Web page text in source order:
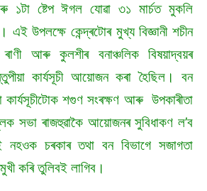
১টা ষ্টেপ ঈগল যোৱা ৩১ মাৰ্চত মুকলি
উপলক্ষে কেন্দ্ৰটোৰ মুখ্য বিজ্ঞানী শচীন
ৰাণী আৰু কুলশীৰ বনাঞ্চলিক বিষয়াদ্বয়ৰ
কাৰ্যসূচী আয়োজন কৰা হৈছিল। বন
কাৰ্যসূচীটোক শগুণ সংৰক্ষণ আৰু উপকাৰীতা
সভা ৰাজহুৱাকৈ আয়োজনৰ সুবিধাকণ ল’ব
নহওক চৰকাৰ তথা বন বিভাগে সজাগতা
কৰি তুলিবই লাগিব।